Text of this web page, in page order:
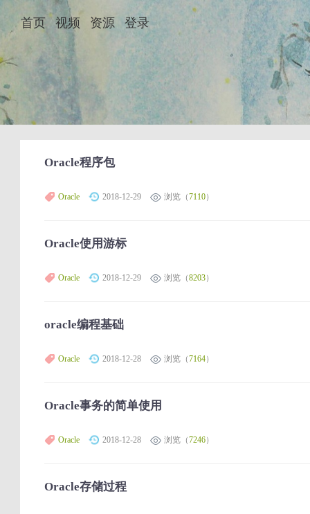
首页 视频 资源 登录
Oracle程序包
Oracle 2018-12-29 浏览（7110）
Oracle使用游标
Oracle 2018-12-29 浏览（8203）
oracle编程基础
Oracle 2018-12-28 浏览（7164）
Oracle事务的简单使用
Oracle 2018-12-28 浏览（7246）
Oracle存储过程